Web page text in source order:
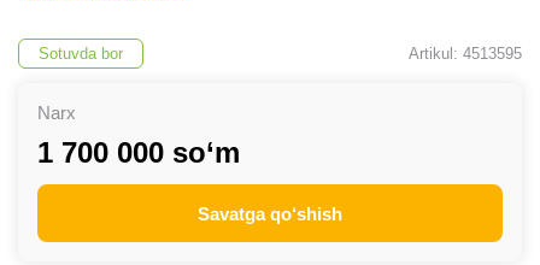
Sotuvda bor Artikul: 4513595
Narx
1 700 000 so‘m
Savatga qo‘shish